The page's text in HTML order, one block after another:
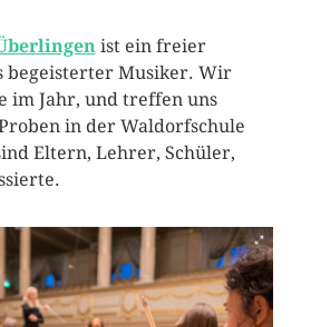
ist ein freier
begeisterter Musiker. Wir
im Jahr, und treffen uns
in der Waldorfschule
Eltern, Lehrer, Schüler,